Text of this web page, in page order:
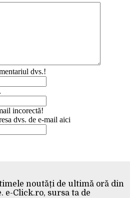
dvs.!
incorectă!
dvs. de e-mail aici
noutăți de ultimă oră din
e-Click.ro, sursa ta de